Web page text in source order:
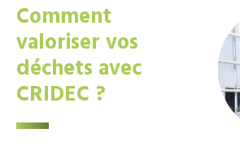
Comment
valoriser vos
déchets avec
CRIDEC ?